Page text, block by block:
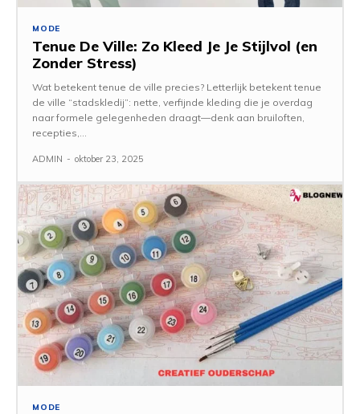
MODE
Tenue De Ville: Zo Kleed Je Je Stijlvol (en
Zonder Stress)
Wat betekent tenue de ville precies? Letterlijk betekent tenue
de ville “stadskledij”: nette, verfijnde kleding die je overdag
naar formele gelegenheden draagt—denk aan bruiloften,
recepties,...
ADMIN - oktober 23, 2025
MODE